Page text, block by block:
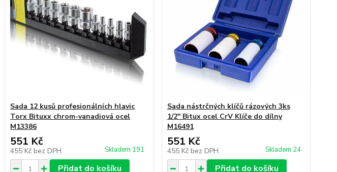
Sada 12 kusů profesionálních hlavic
Torx Bituxx chrom-vanadiová ocel
M13386
551 Kč
455 Kč bez DPH Skladem 191
Přidat do košíku
Sada nástrčných klíčů rázových 3ks
1/2'' Bitux ocel CrV Klíče do dílny
M16491
551 Kč
455 Kč bez DPH Skladem 24
Přidat do košíku